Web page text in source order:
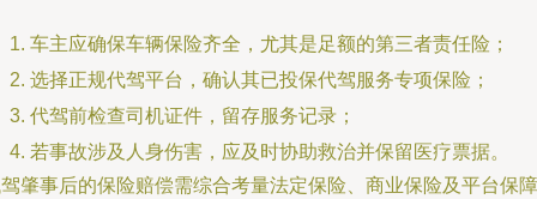
车主应确保车辆保险齐全，尤其是足额的第三者责任险；
选择正规代驾平台，确认其已投保代驾服务专项保险；
代驾前检查司机证件，留存服务记录；
若事故涉及人身伤害，应及时协助救治并保留医疗票据。
肇事后的保险赔偿需综合考量法定保险、商业保险及平台保障